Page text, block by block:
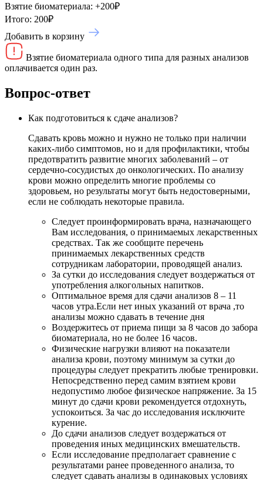
Взятие биоматериала: +200₽
Итого: 200₽
Добавить в корзину
Взятие биоматериала одного типа для разных анализов
оплачивается один раз.
Вопрос-ответ
Как подготовиться к сдаче анализов?
Сдавать кровь можно и нужно не только при наличии
каких-либо симптомов, но и для профилактики, чтобы
предотвратить развитие многих заболеваний – от
сердечно-сосудистых до онкологических. По анализу
крови можно определить многие проблемы со
здоровьем, но результаты могут быть недостоверными,
если не соблюдать некоторые правила.
Следует проинформировать врача, назначающего
Вам исследования, о принимаемых лекарственных
средствах. Так же сообщите перечень
принимаемых лекарственных средств
сотрудникам лаборатории, проводящей анализ.
За сутки до исследования следует воздержаться от
употребления алкогольных напитков.
Оптимальное время для сдачи анализов 8 – 11
часов утра.Если нет иных указаний от врача ,то
анализы можно сдавать в течение дня
Воздержитесь от приема пищи за 8 часов до забора
биоматериала, но не более 16 часов.
Физические нагрузки влияют на показатели
анализа крови, поэтому минимум за сутки до
процедуры следует прекратить любые тренировки.
Непосредственно перед самим взятием крови
недопустимо любое физическое напряжение. За 15
минут до сдачи крови рекомендуется отдохнуть,
успокоиться. За час до исследования исключите
курение.
До сдачи анализов следует воздержаться от
проведения иных медицинских вмешательств.
Если исследование предполагает сравнение с
результатами ранее проведенного анализа, то
следует сдавать анализы в одинаковых условиях